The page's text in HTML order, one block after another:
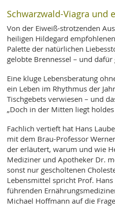
Schwarzwald-Viagra und
Von der Eiweiß-strotzenden
heiligen Hildegard
Palette der natürlichen
gelobte Brennessel – und dafür
Eine kluge Lebensberatung
ein Leben im Rhythmus der
Tischgebets verwiesen – und
„Doch in der Mitten liegt holdes
Fachlich vertieft hat Hans
mit dem Brau-Professor
der erläutert, warum und wie
Mediziner und Apotheker Dr.
sonst nur gescholtenen
Lebensmittel spricht Prof.
führenden
Michael Hoffmann auf die